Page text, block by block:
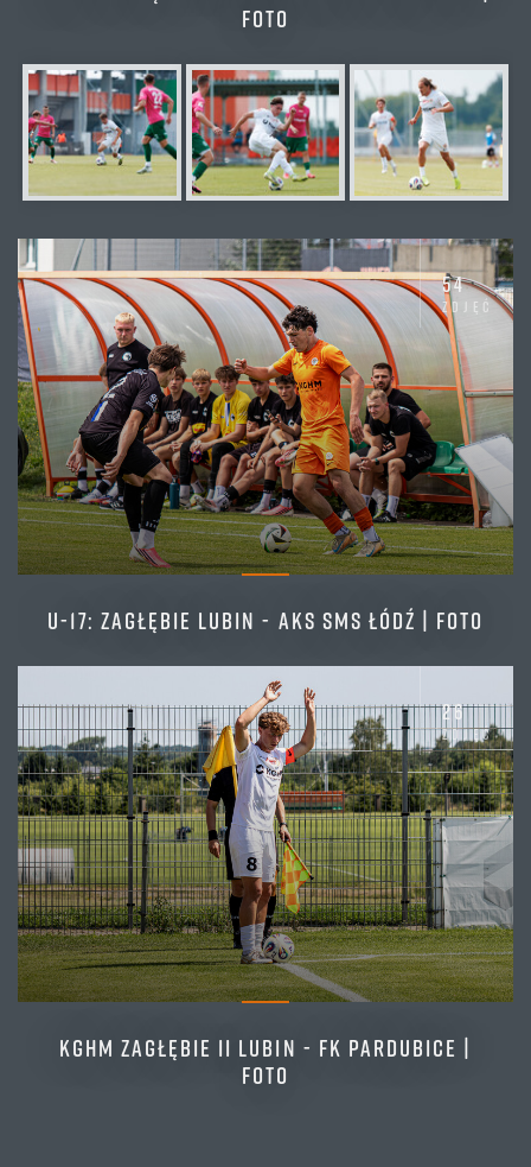
FOTO
54
zdjęć
U-17: ZAGŁĘBIE LUBIN - AKS SMS ŁÓDŹ | FOTO
26
zdjęć
KGHM ZAGŁĘBIE II LUBIN - FK PARDUBICE |
FOTO